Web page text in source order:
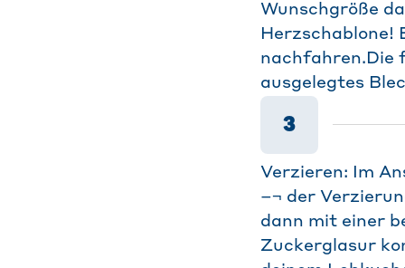
Wunschgröße
Herzschablone!
nachfahren.Die
ausgelegtes
3
Verzieren: Im
–¬ der
dann mit einer
Zuckerglasur